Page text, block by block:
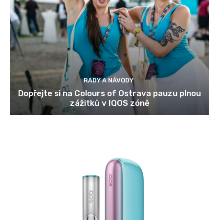
RADY A NÁVODY
Dopřejte si na Colours of Ostrava pauzu plnou
zážitků v IQOS zóně